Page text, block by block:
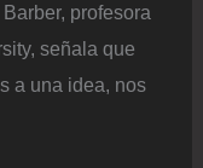
profesora
señala que
a una idea, nos